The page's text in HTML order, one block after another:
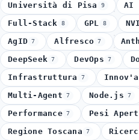
Università di Pisa 9 AI
Full-Stack 8 GPL 8
AgID 7 Alfresco 7
DeepSeek 7 DevOps 7
Infrastruttura 7
Multi-Agent 7 Node.js 7
Performance 7 Pesi
Regione Toscana 7